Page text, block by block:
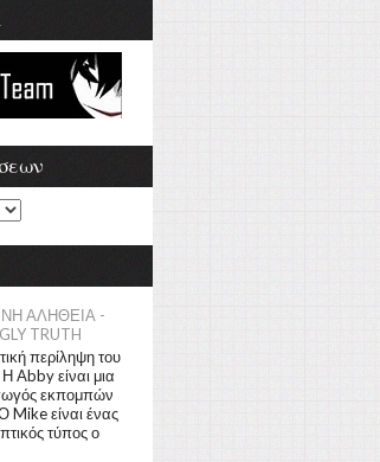
ΑΛΗΘΕΙΑ -
TRUTH
περίληψη του
Abby είναι μια
εκπομπών
Mike είναι ένας
τύπος ο